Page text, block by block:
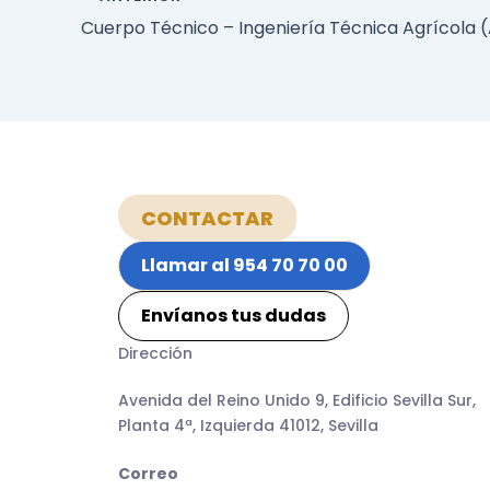
CONTACTAR
Llamar al 954 70 70 00
Envíanos tus dudas
Dirección
Avenida del Reino Unido 9, Edificio Sevilla Sur,
Planta 4ª, Izquierda 41012, Sevilla
Correo